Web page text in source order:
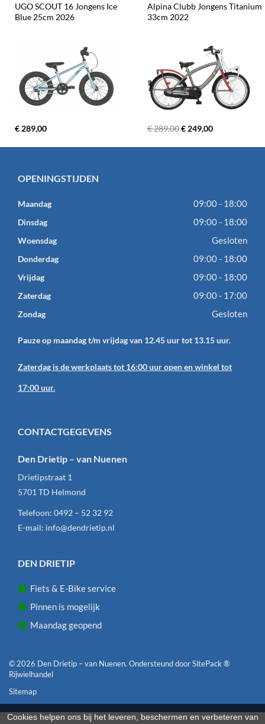
UGO SCOUT 16 Jongens Ice
Blue 25cm 2026
€ 289,00
Alpina Clubb Jongens Titanium
33cm 2022
€ 289,00€ 249,00
OPENINGSTIJDEN
Maandag 09:00 - 18:00
Dinsdag 09:00 - 18:00
Woensdag Gesloten
Donderdag 09:00 - 18:00
Vrijdag 09:00 - 18:00
Zaterdag 09:00 - 17:00
Zondag Gesloten
Pauze op maandag t/m vrijdag van 12.45 uur tot 13.15 uur.
Zaterdag is de werkplaats tot 16:00 uur open en winkel tot
17:00 uur.
CONTACTGEGEVENS
Den Drietip – van Nuenen
Drietipstraat 1
5701 TD Helmond
Telefoon: 0492 – 52 32 92
E-mail: info@dendrietip.nl
DEN DRIETIP
Fiets & E-Bike service
Pinnen is mogelijk
Maandag geopend
© 2026 Den Drietip – van Nuenen. Ondersteund doorSitePack ®
Rijwielhandel
Sitemap
Cookies helpen ons bij het leveren, beschermen en verbeteren van